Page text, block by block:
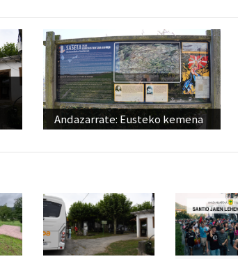
Andazarrate: Eusteko kemena